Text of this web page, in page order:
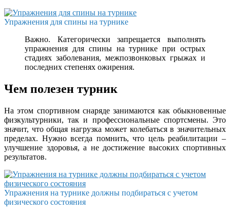
Упражнения для спины на турнике
Важно. Категорически запрещается выполнять
упражнения для спины на турнике при острых
стадиях заболевания, межпозвонковых грыжах и
последних степенях ожирения.
Чем полезен турник
На этом спортивном снаряде занимаются как обыкновенные
физкультурники, так и профессиональные спортсмены. Это
значит, что общая нагрузка может колебаться в значительных
пределах. Нужно всегда помнить, что цель реабилитации ­–
улучшение здоровья, а не достижение высоких спортивных
результатов.
Упражнения на турнике должны подбираться с учетом
физического состояния